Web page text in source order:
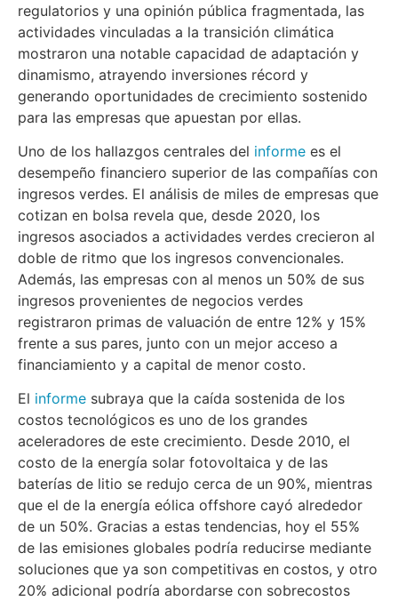
regulatorios y una opinión pública fragmentada, las
actividades vinculadas a la transición climática
mostraron una notable capacidad de adaptación y
dinamismo, atrayendo inversiones récord y
generando oportunidades de crecimiento sostenido
para las empresas que apuestan por ellas.
Uno de los hallazgos centrales del informe es el
desempeño financiero superior de las compañías con
ingresos verdes. El análisis de miles de empresas que
cotizan en bolsa revela que, desde 2020, los
ingresos asociados a actividades verdes crecieron al
doble de ritmo que los ingresos convencionales.
Además, las empresas con al menos un 50% de sus
ingresos provenientes de negocios verdes
registraron primas de valuación de entre 12% y 15%
frente a sus pares, junto con un mejor acceso a
financiamiento y a capital de menor costo.
El informe subraya que la caída sostenida de los
costos tecnológicos es uno de los grandes
aceleradores de este crecimiento. Desde 2010, el
costo de la energía solar fotovoltaica y de las
baterías de litio se redujo cerca de un 90%, mientras
que el de la energía eólica offshore cayó alrededor
de un 50%. Gracias a estas tendencias, hoy el 55%
de las emisiones globales podría reducirse mediante
soluciones que ya son competitivas en costos, y otro
20% adicional podría abordarse con sobrecostos